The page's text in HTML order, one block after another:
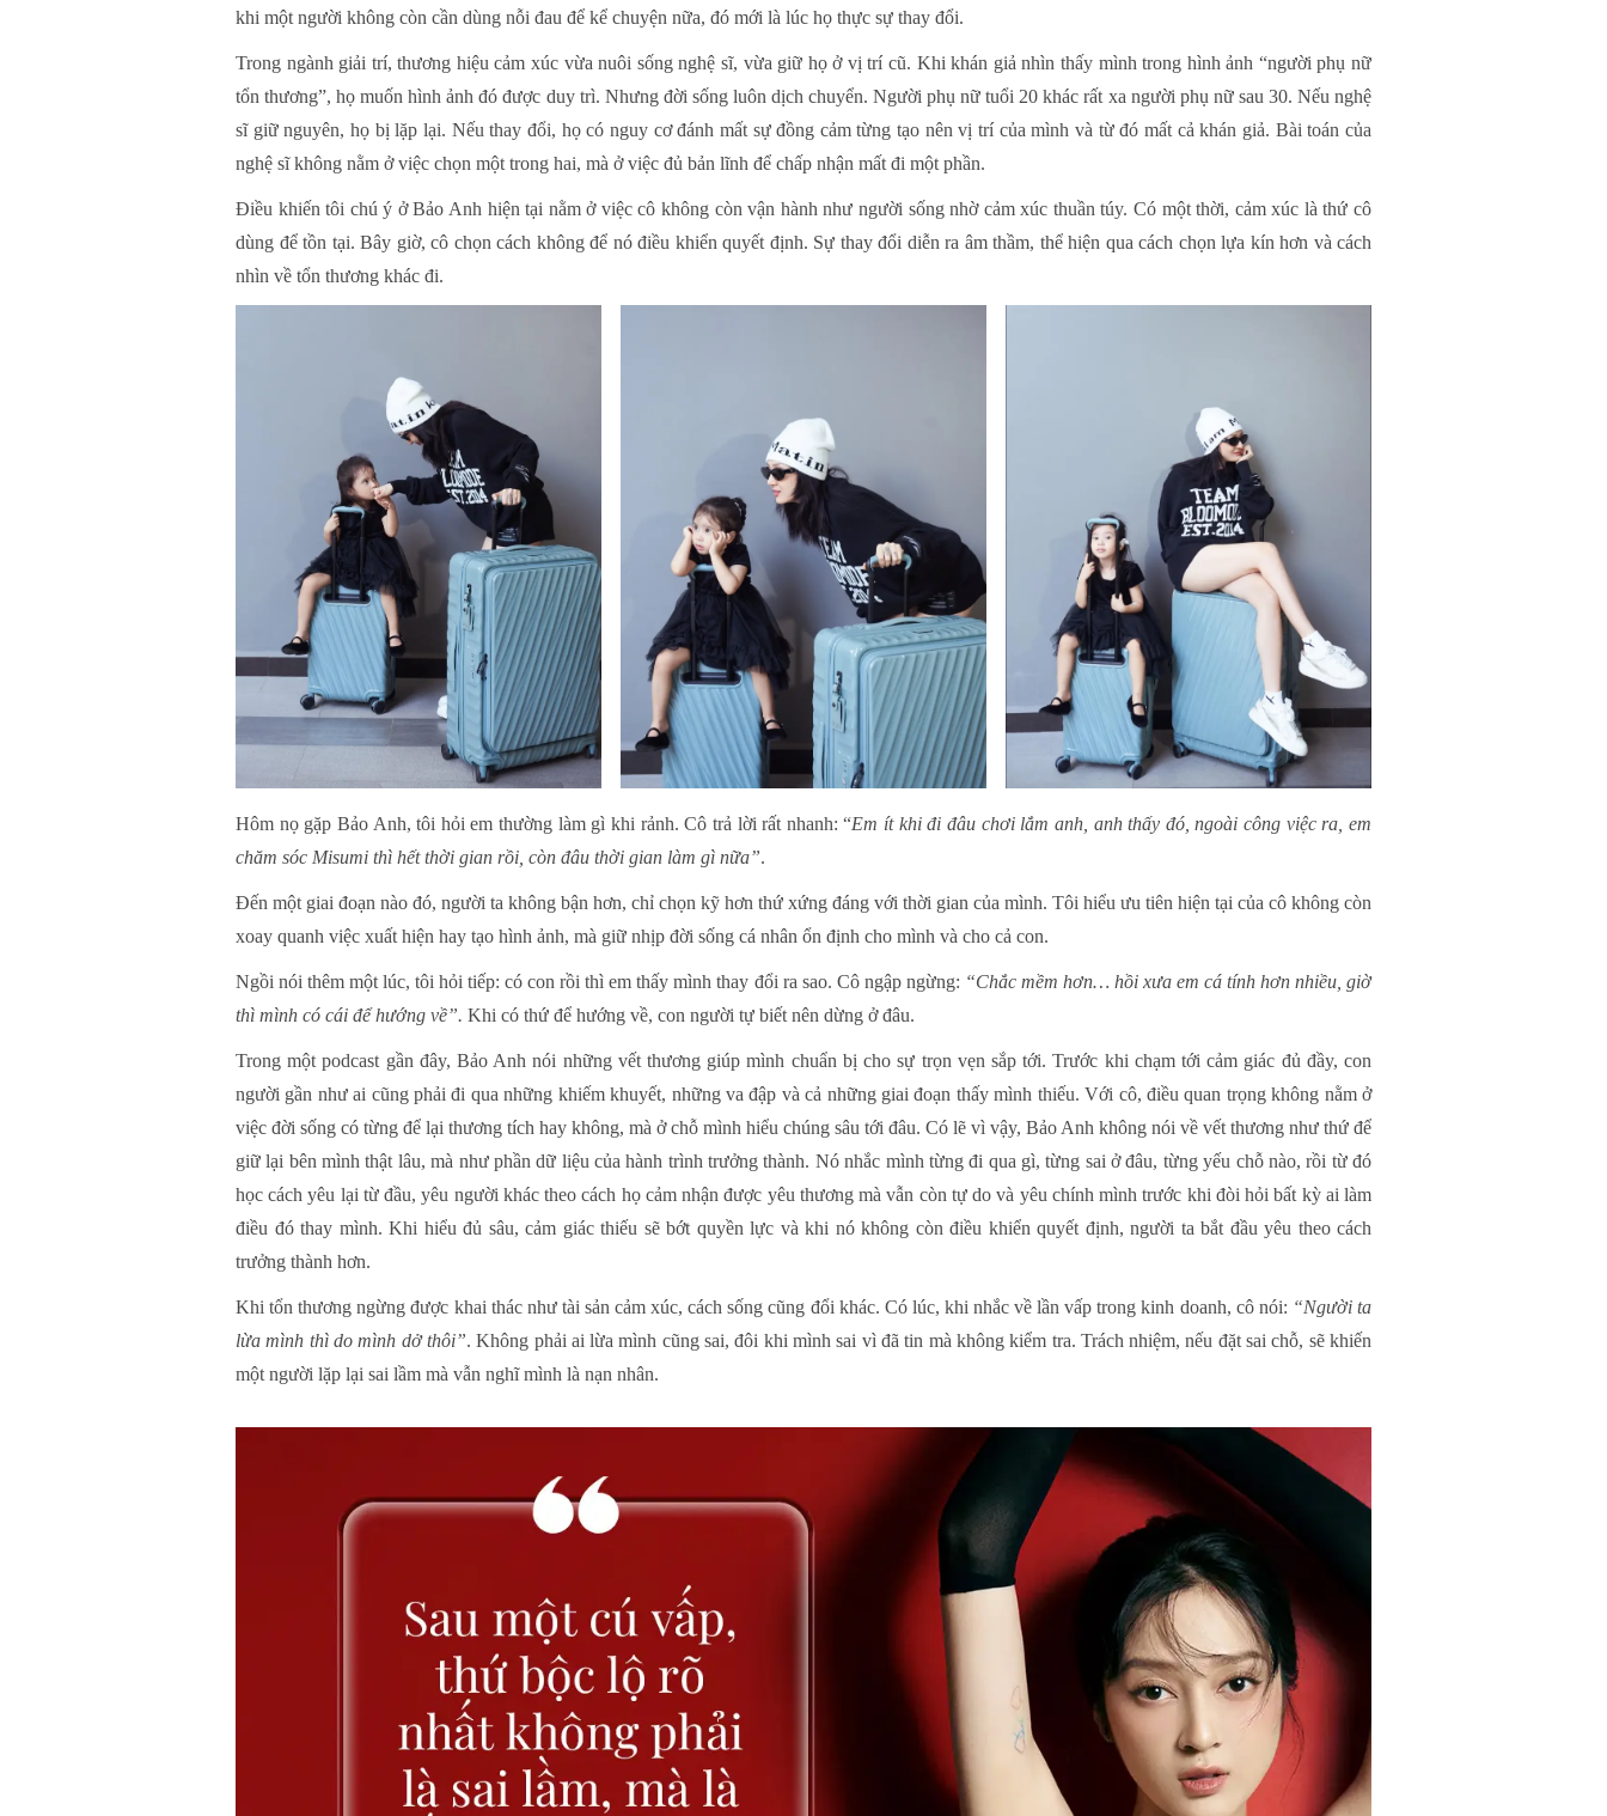
khi một người không còn cần dùng nỗi đau để kể chuyện nữa, đó mới là lúc họ thực sự thay đổi.
Trong ngành giải trí, thương hiệu cảm xúc vừa nuôi sống nghệ sĩ, vừa giữ họ ở vị trí cũ. Khi khán giả nhìn thấy mình trong hình ảnh “người phụ nữ
tổn thương”, họ muốn hình ảnh đó được duy trì. Nhưng đời sống luôn dịch chuyển. Người phụ nữ tuổi 20 khác rất xa người phụ nữ sau 30. Nếu nghệ
sĩ giữ nguyên, họ bị lặp lại. Nếu thay đổi, họ có nguy cơ đánh mất sự đồng cảm từng tạo nên vị trí của mình và từ đó mất cả khán giả. Bài toán của
nghệ sĩ không nằm ở việc chọn một trong hai, mà ở việc đủ bản lĩnh để chấp nhận mất đi một phần.
Điều khiến tôi chú ý ở Bảo Anh hiện tại nằm ở việc cô không còn vận hành như người sống nhờ cảm xúc thuần túy. Có một thời, cảm xúc là thứ cô
dùng để tồn tại. Bây giờ, cô chọn cách không để nó điều khiển quyết định. Sự thay đổi diễn ra âm thầm, thể hiện qua cách chọn lựa kín hơn và cách
nhìn về tổn thương khác đi.
Hôm nọ gặp Bảo Anh, tôi hỏi em thường làm gì khi rảnh. Cô trả lời rất nhanh: “Em ít khi đi đâu chơi lắm anh, anh thấy đó, ngoài công việc ra, em
chăm sóc Misumi thì hết thời gian rồi, còn đâu thời gian làm gì nữa”.
Đến một giai đoạn nào đó, người ta không bận hơn, chỉ chọn kỹ hơn thứ xứng đáng với thời gian của mình. Tôi hiểu ưu tiên hiện tại của cô không còn
xoay quanh việc xuất hiện hay tạo hình ảnh, mà giữ nhịp đời sống cá nhân ổn định cho mình và cho cả con.
Ngồi nói thêm một lúc, tôi hỏi tiếp: có con rồi thì em thấy mình thay đổi ra sao. Cô ngập ngừng: “Chắc mềm hơn… hồi xưa em cá tính hơn nhiều, giờ
thì mình có cái để hướng về”. Khi có thứ để hướng về, con người tự biết nên dừng ở đâu.
Trong một podcast gần đây, Bảo Anh nói những vết thương giúp mình chuẩn bị cho sự trọn vẹn sắp tới. Trước khi chạm tới cảm giác đủ đầy, con
người gần như ai cũng phải đi qua những khiếm khuyết, những va đập và cả những giai đoạn thấy mình thiếu. Với cô, điều quan trọng không nằm ở
việc đời sống có từng để lại thương tích hay không, mà ở chỗ mình hiểu chúng sâu tới đâu. Có lẽ vì vậy, Bảo Anh không nói về vết thương như thứ để
giữ lại bên mình thật lâu, mà như phần dữ liệu của hành trình trưởng thành. Nó nhắc mình từng đi qua gì, từng sai ở đâu, từng yếu chỗ nào, rồi từ đó
học cách yêu lại từ đầu, yêu người khác theo cách họ cảm nhận được yêu thương mà vẫn còn tự do và yêu chính mình trước khi đòi hỏi bất kỳ ai làm
điều đó thay mình. Khi hiểu đủ sâu, cảm giác thiếu sẽ bớt quyền lực và khi nó không còn điều khiển quyết định, người ta bắt đầu yêu theo cách
trưởng thành hơn.
Khi tổn thương ngừng được khai thác như tài sản cảm xúc, cách sống cũng đổi khác. Có lúc, khi nhắc về lần vấp trong kinh doanh, cô nói: “Người ta
lừa mình thì do mình dở thôi”. Không phải ai lừa mình cũng sai, đôi khi mình sai vì đã tin mà không kiểm tra. Trách nhiệm, nếu đặt sai chỗ, sẽ khiến
một người lặp lại sai lầm mà vẫn nghĩ mình là nạn nhân.